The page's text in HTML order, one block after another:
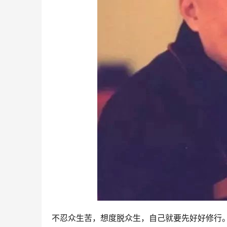
不忍众生苦，想度脱众生，自己就要先好好修行